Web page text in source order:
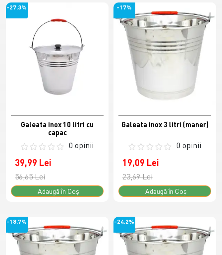
-27.3%
Galeata inox 10 litri cu
capac
0 opinii
39,99 Lei
56,65 Lei
Adaugă în Coş
-17%
Galeata inox 3 litri (maner)
0 opinii
19,09 Lei
23,69 Lei
Adaugă în Coş
-18.7% -24.2%